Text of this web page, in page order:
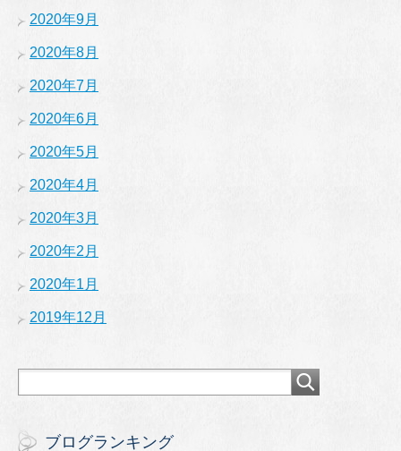
2020年9月
2020年8月
2020年7月
2020年6月
2020年5月
2020年4月
2020年3月
2020年2月
2020年1月
2019年12月
ブログランキング